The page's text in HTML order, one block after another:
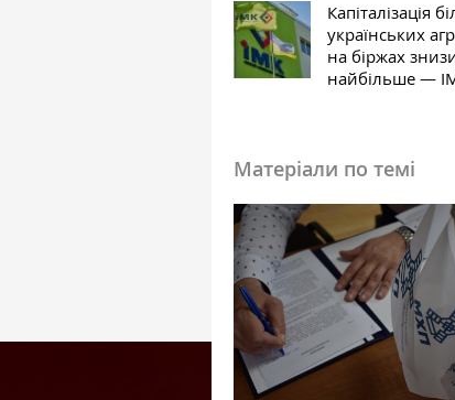
Капіталізація
українських
на біржах
найбільше —
Матеріали по темі